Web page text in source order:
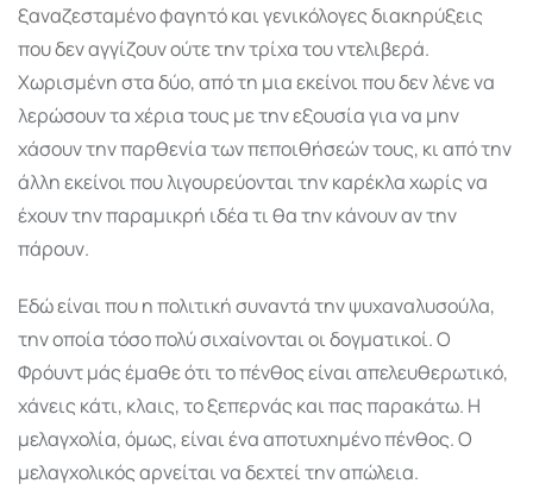
ξαναζεσταμένο φαγητό και γενικόλογες διακηρύξεις
που δεν αγγίζουν ούτε την τρίχα του ντελιβερά.
Χωρισμένη στα δύο, από τη μια εκείνοι που δεν λένε να
λερώσουν τα χέρια τους με την εξουσία για να μην
χάσουν την παρθενία των πεποιθήσεών τους, κι από την
άλλη εκείνοι που λιγουρεύονται την καρέκλα χωρίς να
έχουν την παραμικρή ιδέα τι θα την κάνουν αν την
πάρουν.
Εδώ είναι που η πολιτική συναντά την ψυχαναλυσούλα,
την οποία τόσο πολύ σιχαίνονται οι δογματικοί. Ο
Φρόυντ μάς έμαθε ότι το πένθος είναι απελευθερωτικό,
χάνεις κάτι, κλαις, το ξεπερνάς και πας παρακάτω. Η
μελαγχολία, όμως, είναι ένα αποτυχημένο πένθος. Ο
μελαγχολικός αρνείται να δεχτεί την απώλεια.